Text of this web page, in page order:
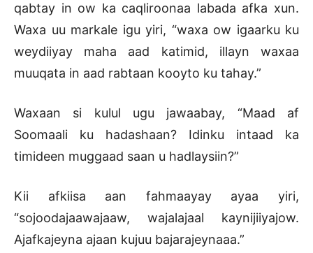
qabtay in ow ka caqliroonaa labada afka xun.
Waxa uu markale igu yiri, “waxa ow igaarku ku
weydiiyay maha aad katimid, illayn waxaa
muuqata in aad rabtaan kooyto ku tahay.”
Waxaan si kulul ugu jawaabay, “Maad af
Soomaali ku hadashaan? Idinku intaad ka
timideen muggaad saan u hadlaysiin?”
Kii afkiisa aan fahmaayay ayaa yiri,
“sojoodajaawajaaw, wajalajaal kaynijiiyajow.
Ajafkajeyna ajaan kujuu bajarajeynaaa.”